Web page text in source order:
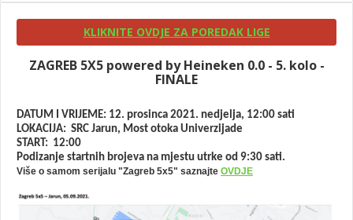
KLIKNITE OVDJE ZA POREDAK LIGE
ZAGREB 5X5 powered by Heineken 0.0 - 5. kolo -
FINALE
DATUM I VRIJEME: 12. prosinca 2021. nedjelja, 12:00 sati
LOKACIJA: SRC Jarun, Most otoka Univerzijade
START: 12:00
Podizanje startnih brojeva na mjestu utrke od 9:30 sati.
Više o samom serijalu "Zagreb 5x5" saznajte OVDJE